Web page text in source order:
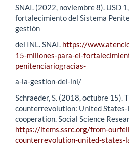
SNAI. (2022, noviembre 8). USD
fortalecimiento del Sistema
gestión
del INL. SNAI. https://
15-millones-para-el-
penitenciariogracias-
a-la-gestion-del-inl/
Schraeder, S. (2018, octubre 15).
counterrevolution: United
cooperation. Social Science
https://items.ssrc.org/from-
counterrevolution-united-states-